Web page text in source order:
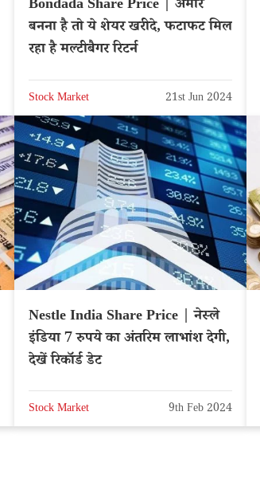
Bondada Share Price | अमीर
बनना है तो ये शेयर खरीदे, फटाफट मिल
रहा है मल्टीबैगर रिटर्न
Stock Market 21st Jun 2024
Nestle India Share Price | नेस्ले
इंडिया 7 रुपये का अंतरिम लाभांश देगी,
देखें रिकॉर्ड डेट
Stock Market 9th Feb 2024